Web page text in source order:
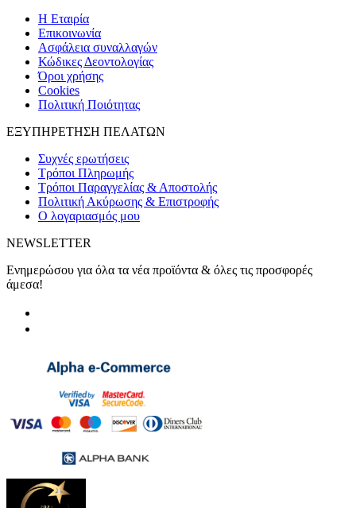
H Εταιρία
Eπικοινωνία
Ασφάλεια συναλλαγών
Κώδικες Δεοντολογίας
Όροι χρήσης
Cookies
Πολιτική Ποιότητας
ΕΞΥΠΗΡΕΤΗΣΗ ΠΕΛΑΤΩΝ
Συχνές ερωτήσεις
Τρόποι Πληρωμής
Τρόποι Παραγγελίας & Αποστολής
Πολιτική Ακύρωσης & Επιστροφής
Ο λογαριασμός μου
NEWSLETTER
Ενημερώσου για όλα τα νέα προϊόντα & όλες τις προσφορές
άμεσα!